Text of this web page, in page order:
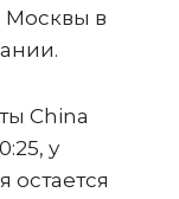
Москвы в
China
у
остается